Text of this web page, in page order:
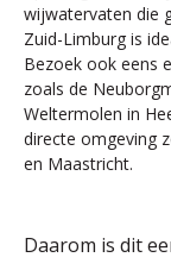
wijwatervaten die
Zuid-Limburg is
Bezoek ook eens
zoals de
Weltermolen in
directe omgeving
en Maastricht.
Daarom is dit